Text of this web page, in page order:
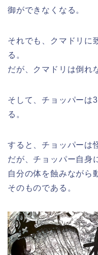
御ができなくなる。
それでも、クマドリに
る。
だが、クマドリは倒れ
そして、チョッパーは
る。
すると、チョッパーは
だが、チョッパー自身
自分の体を蝕みながら
そのものである。